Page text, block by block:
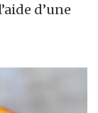
d’une